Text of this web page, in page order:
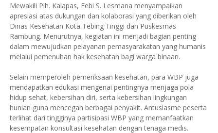
Mewakili Plh. Kalapas, Febi S. Lesmana menyampaikan
apresiasi atas dukungan dan kolaborasi yang diberikan oleh
Dinas Kesehatan Kota Tebing Tinggi dan Puskesmas
Rambung. Menurutnya, kegiatan ini menjadi bagian penting
dalam mewujudkan pelayanan pemasyarakatan yang humanis
melalui pemenuhan hak kesehatan bagi warga binaan.
Selain memperoleh pemeriksaan kesehatan, para WBP juga
mendapatkan edukasi mengenai pentingnya menjaga pola
hidup sehat, kebersihan diri, serta kebersihan lingkungan
hunian guna mencegah berbagai penyakit. Antusiasme peserta
terlihat dari tingginya partisipasi WBP yang memanfaatkan
kesempatan konsultasi kesehatan dengan tenaga medis.